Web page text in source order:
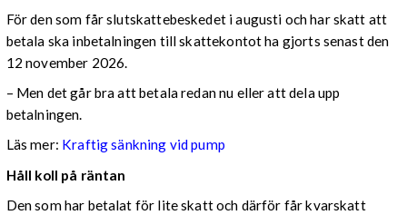
För den som får slutskattebeskedet i augusti och har skatt att
betala ska inbetalningen till skattekontot ha gjorts senast den
12 november 2026.
– Men det går bra att betala redan nu eller att dela upp
betalningen.
Läs mer: Kraftig sänkning vid pump
Håll koll på räntan
Den som har betalat för lite skatt och därför får kvarskatt